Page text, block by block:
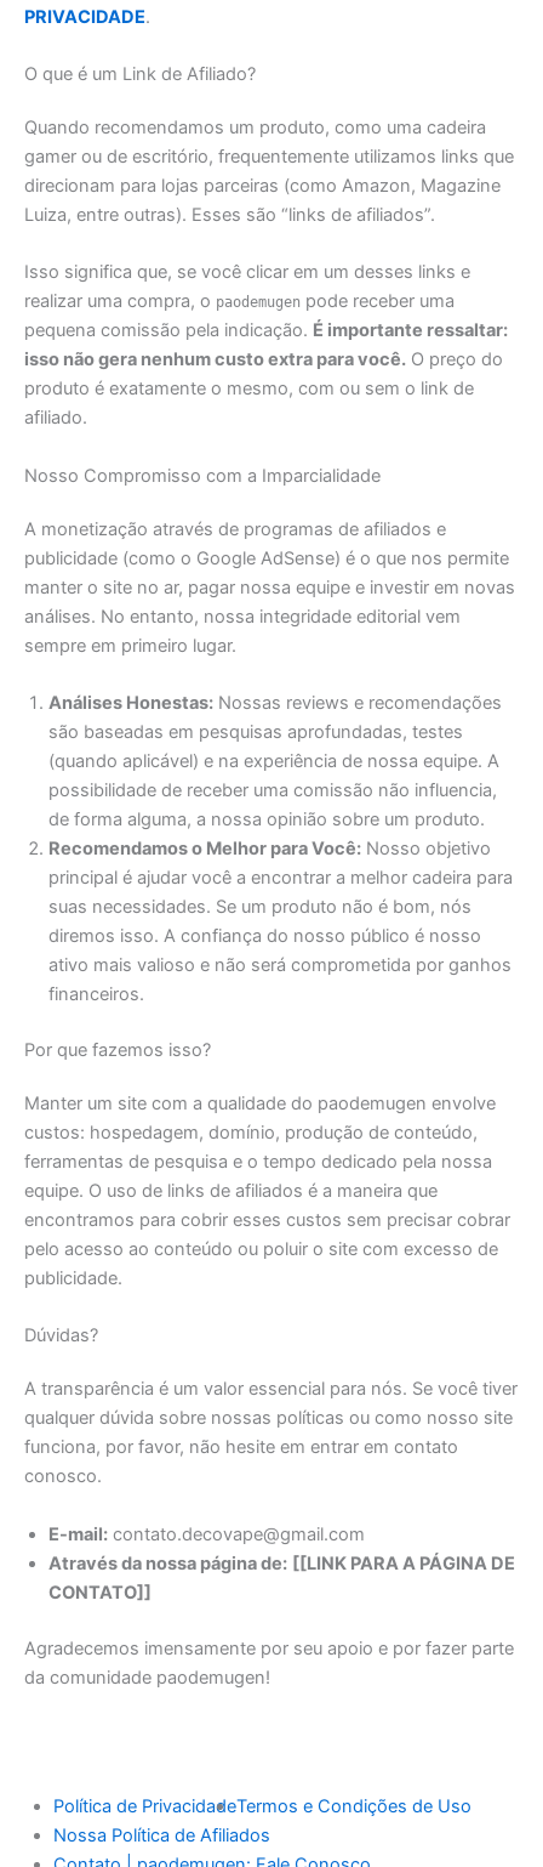
PRIVACIDADE.
O que é um Link de Afiliado?
Quando recomendamos um produto, como uma cadeira
gamer ou de escritório, frequentemente utilizamos links que
direcionam para lojas parceiras (como Amazon, Magazine
Luiza, entre outras). Esses são “links de afiliados”.
Isso significa que, se você clicar em um desses links e
realizar uma compra, o paodemugen pode receber uma
pequena comissão pela indicação. É importante ressaltar:
isso não gera nenhum custo extra para você. O preço do
produto é exatamente o mesmo, com ou sem o link de
afiliado.
Nosso Compromisso com a Imparcialidade
A monetização através de programas de afiliados e
publicidade (como o Google AdSense) é o que nos permite
manter o site no ar, pagar nossa equipe e investir em novas
análises. No entanto, nossa integridade editorial vem
sempre em primeiro lugar.
Análises Honestas: Nossas reviews e recomendações
são baseadas em pesquisas aprofundadas, testes
(quando aplicável) e na experiência de nossa equipe. A
possibilidade de receber uma comissão não influencia,
de forma alguma, a nossa opinião sobre um produto.
Recomendamos o Melhor para Você: Nosso objetivo
principal é ajudar você a encontrar a melhor cadeira para
suas necessidades. Se um produto não é bom, nós
diremos isso. A confiança do nosso público é nosso
ativo mais valioso e não será comprometida por ganhos
financeiros.
Por que fazemos isso?
Manter um site com a qualidade do paodemugen envolve
custos: hospedagem, domínio, produção de conteúdo,
ferramentas de pesquisa e o tempo dedicado pela nossa
equipe. O uso de links de afiliados é a maneira que
encontramos para cobrir esses custos sem precisar cobrar
pelo acesso ao conteúdo ou poluir o site com excesso de
publicidade.
Dúvidas?
A transparência é um valor essencial para nós. Se você tiver
qualquer dúvida sobre nossas políticas ou como nosso site
funciona, por favor, não hesite em entrar em contato
conosco.
E-mail: contato.decovape@gmail.com
Através da nossa página de: [[LINK PARA A PÁGINA DE
CONTATO]]
Agradecemos imensamente por seu apoio e por fazer parte
da comunidade paodemugen!
Política de PrivacidadeTermos e Condições de Uso
Nossa Política de Afiliados